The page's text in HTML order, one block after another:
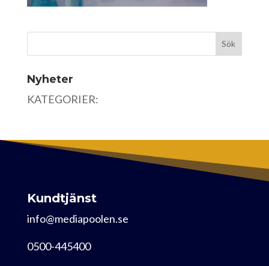
Nyheter
KATEGORIER:
Kundtjänst
info@mediapoolen.se
0500-445400